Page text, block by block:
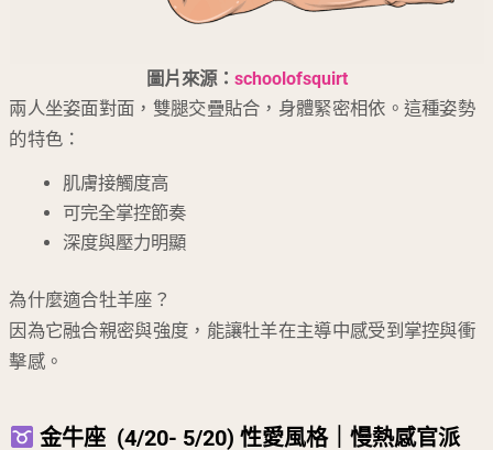
圖片來源： schoolofsquirt
兩人坐姿面對面，雙腿交疊貼合，身體緊密相依。這種姿勢
的特色：
肌膚接觸度高
可完全掌控節奏
深度與壓力明顯
為什麼適合牡羊座？
因為它融合親密與強度，能讓牡羊在主導中感受到掌控與衝
擊感。
金牛座 (4/20- 5/20) 性愛風格｜慢熱感官派